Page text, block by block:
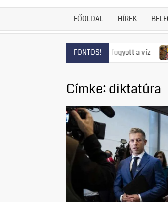
FŐOLDAL HÍREK
FONTOS!
már el is fogyott a víz Visszatért az
Címke:diktatúra